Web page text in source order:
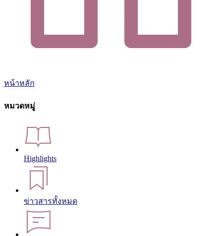
หน้าหลัก
หมวดหมู่
Highlights
ข่าวสารทั้งหมด